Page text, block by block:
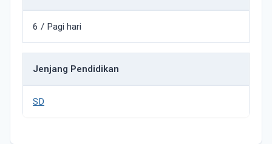
6 / Pagi hari
Jenjang Pendidikan
SD